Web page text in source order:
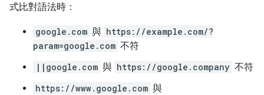
式比對語法時：
google.com 與 https://example.com/?
param=google.com 不符
||google.com 與 https://google.company 不符
https://www.google.com 與